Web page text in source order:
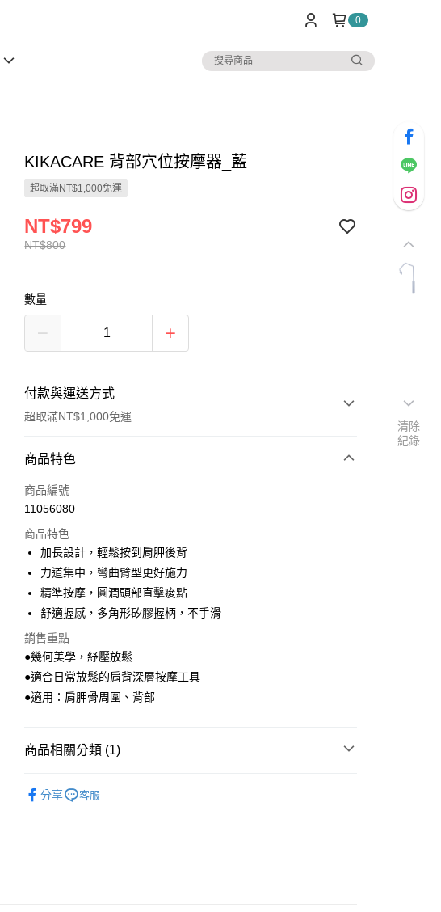
0
KIKACARE 背部穴位按摩器_藍
超取滿NT$1,000免運
NT$800
NT$799
數量
付款與運送方式
超取滿NT$1,000免運
付款方式
信用卡一次付款
Apple Pay
街口支付
ATM付款
運送方式
付款後全家取貨
付款後萊爾富取貨
付款後7-11取貨
商品特色
商品編號
11056080
商品特色
加長設計，輕鬆按到肩胛後背
力道集中，彎曲臂型更好施力
精準按摩，圓潤頭部直擊痠點
舒適握感，多角形矽膠握柄，不手滑
銷售重點
●幾何美學，紓壓放鬆
●適合日常放鬆的肩背深層按摩工具
●適用：肩胛骨周圍、背部
商品相關分類 (1)
分享
客服
清除
紀錄